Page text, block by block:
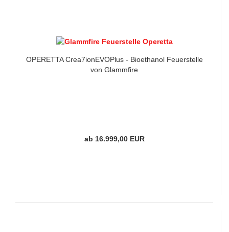
OPERETTA Crea7ionEVOPlus - Bioethanol Feuerstelle
von Glammfire
ab 16.999,00 EUR